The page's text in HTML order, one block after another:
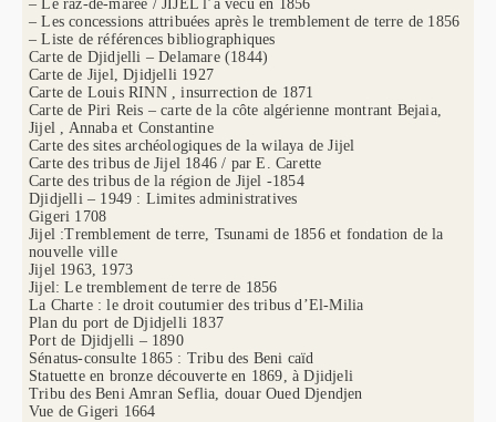
– Le raz-de-marée / JIJEL l’a vécu en 1856
– Les concessions attribuées après le tremblement de terre de 1856
– Liste de références bibliographiques
Carte de Djidjelli – Delamare (1844)
Carte de Jijel, Djidjelli 1927
Carte de Louis RINN , insurrection de 1871
Carte de Piri Reis – carte de la côte algérienne montrant Bejaia,
Jijel , Annaba et Constantine
Carte des sites archéologiques de la wilaya de Jijel
Carte des tribus de Jijel 1846 / par E. Carette
Carte des tribus de la région de Jijel -1854
Djidjelli – 1949 : Limites administratives
Gigeri 1708
Jijel :Tremblement de terre, Tsunami de 1856 et fondation de la
nouvelle ville
Jijel 1963, 1973
Jijel: Le tremblement de terre de 1856
La Charte : le droit coutumier des tribus d’El-Milia
Plan du port de Djidjelli 1837
Port de Djidjelli – 1890
Sénatus-consulte 1865 : Tribu des Beni caïd
Statuette en bronze découverte en 1869, à Djidjeli
Tribu des Beni Amran Seflia, douar Oued Djendjen
Vue de Gigeri 1664